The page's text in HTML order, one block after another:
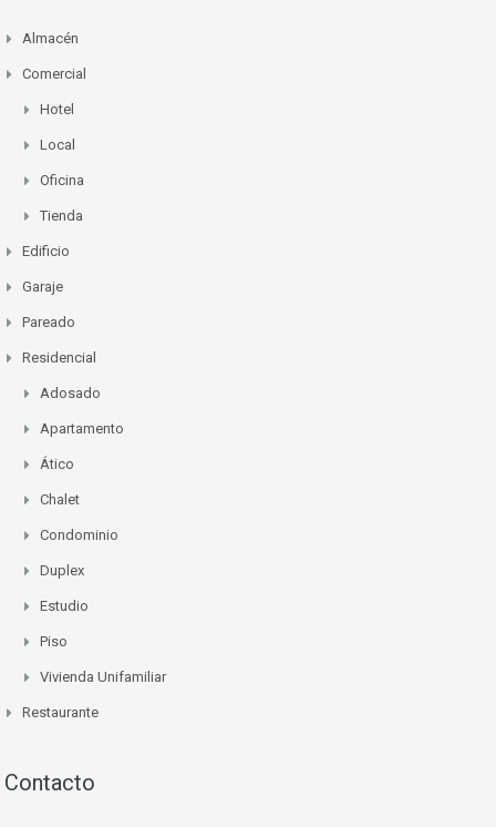
Almacén
Comercial
Hotel
Local
Oficina
Tienda
Edificio
Garaje
Pareado
Residencial
Adosado
Apartamento
Ático
Chalet
Condominio
Duplex
Estudio
Piso
Vivienda Unifamiliar
Restaurante
Contacto